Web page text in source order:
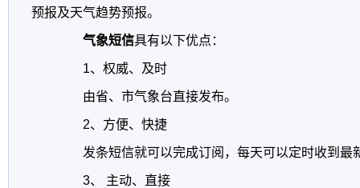
预报及天气趋势预报。
气象短信具有以下优点：
1、权威、及时
由省、市气象台直接发布。
2、 方便、快捷
发条短信就可以完成订阅，每天可以定时收到最
3、 主动、直接